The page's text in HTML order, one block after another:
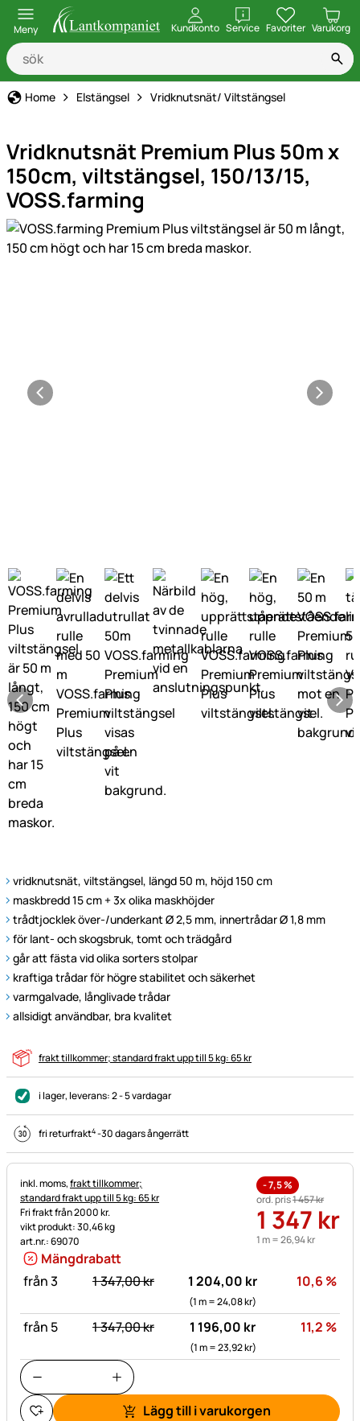
Meny Kundkonto ServiceöppnaFavoriter Varukorg
Home Elstängsel Vridknutsnät/ Viltstängsel
Vridknutsnät Premium Plus 50m x
150cm, viltstängsel, 150/13/15,
VOSS.farming
Produktgaleri
vridknutsnät, viltstängsel, längd 50 m, höjd 150 cm
maskbredd 15 cm + 3x olika maskhöjder
trådtjocklek över-/underkant Ø 2,5 mm, innertrådar Ø 1,8 mm
för lant- och skogsbruk, tomt och trädgård
går att fästa vid olika sorters stolpar
kraftiga trådar för högre stabilitet och säkerhet
varmgalvade, långlivade trådar
allsidigt användbar, bra kvalitet
frakt tillkommer; standard frakt upp till 5 kg: 65 kr
i lager, leverans:2 - 5 vardagar
fri returfrakt4-30 dagars ångerrätt
Skatteinformation:
inkl. moms,frakt tillkommer;
standard frakt upp till 5 kg: 65 kr
Fri frakt från 2000 kr.
vikt produkt: 30,46 kg
art.nr.: 69070
-7,5%
ord. pris1 457kr
1 347 kr
1 m =26,94kr
Mängdrabatt
från 3
statt:
1 347,00kr 1 204,00 kr
(1 m =24,08kr)
10,6 %
från 5 statt:
1 347,00kr 1 196,00 kr
(1 m =23,92kr)
11,2 %
Lägg till i varukorgen